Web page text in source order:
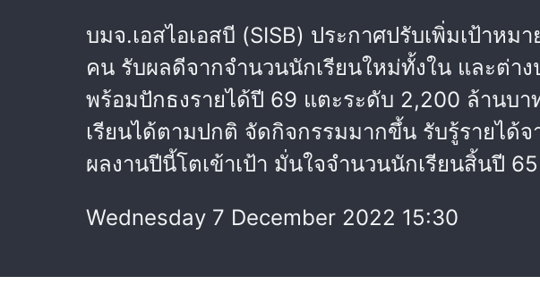
บมจ.เอสไอเอสบี (SISB) ประกาศปรับเพิ่มเป้าห
คน รับผลดีจากจำนวนนักเรียนใหม่ทั้งใน และต่าง
พร้อมปักธงรายได้ปี 69 แตะระดับ 2,200 ล้านบ
เรียนได้ตามปกติ จัดกิจกรรมมากขึ้น รับรู้รายไ
ผลงานปีนี้โตเข้าเป้า มั่นใจจำนวนนักเรียนสิ้นปี
Wednesday 7 December 2022 15:30